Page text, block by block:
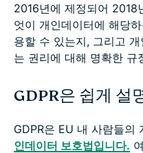
GDPR에 대한 흔한 오해
FAQ
2016년에 제정되어 2018
엇이 개인데이터에 해당
용할 수 있는지, 그리고
는 권리에 대해 명확한 규
GDPR은 쉽게 설
GDPR은 EU 내 사람들의
인데이터 보호법입니다.